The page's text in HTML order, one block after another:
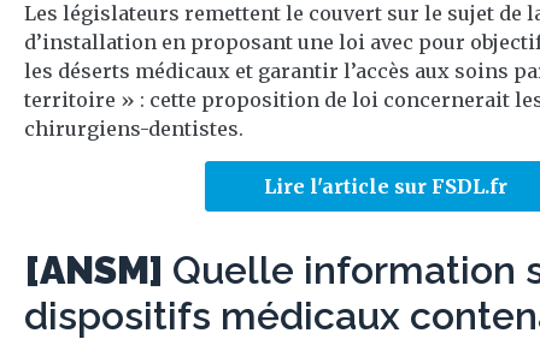
Les législateurs remettent le couvert sur le sujet de
d’installation en proposant une loi avec pour
les déserts médicaux et garantir l’accès aux soins
territoire » : cette proposition de loi concernerait
chirurgiens-dentistes.
Lire l'article sur FSDL.fr
[ANSM] Quelle information
dispositifs médicaux